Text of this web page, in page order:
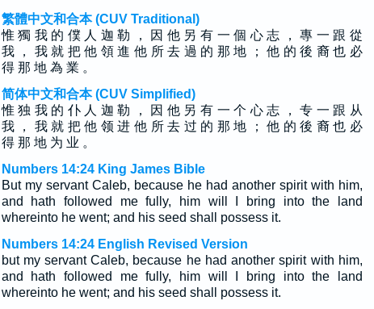
繁體中文和合本 (CUV Traditional)
惟 獨 我 的 僕 人 迦 勒 ， 因 他 另 有 一 個 心 志 ， 專 一 跟 從
我 ， 我 就 把 他 領 進 他 所 去 過 的 那 地 ； 他 的 後 裔 也 必
得 那 地 為 業 。
简体中文和合本 (CUV Simplified)
惟 独 我 的 仆 人 迦 勒 ， 因 他 另 有 一 个 心 志 ， 专 一 跟 从
我 ， 我 就 把 他 领 进 他 所 去 过 的 那 地 ； 他 的 後 裔 也 必
得 那 地 为 业 。
Numbers 14:24 King James Bible
But my servant Caleb, because he had another spirit with him,
and hath followed me fully, him will I bring into the land
whereinto he went; and his seed shall possess it.
Numbers 14:24 English Revised Version
but my servant Caleb, because he had another spirit with him,
and hath followed me fully, him will I bring into the land
whereinto he went; and his seed shall possess it.